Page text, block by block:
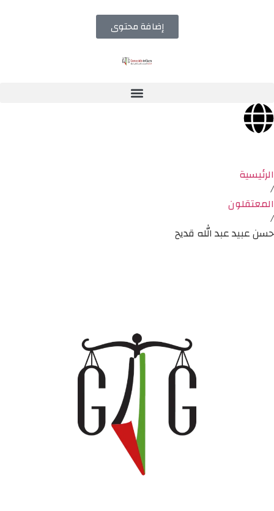
إضافة محتوى
الرئيسية
/
المعتقلون
/
حسن عبيد عبد الله قديح